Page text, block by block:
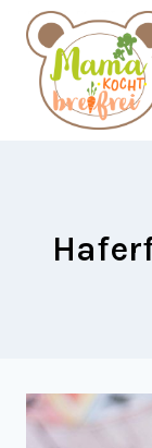
Zum
Inhalt
springen